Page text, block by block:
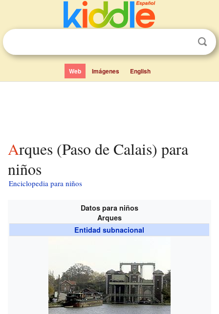
Web Imágenes English
Arques (Paso de Calais) para
niños
Enciclopedia para niños
Datos para niños
Arques
Entidad subnacional